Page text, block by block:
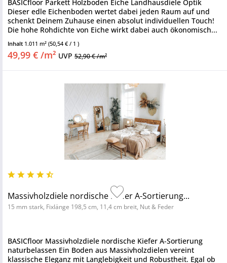
BASICfloor Parkett Holzboden Eiche Landhausdiele Optik
Dieser edle Eichenboden wertet dabei jeden Raum auf und
schenkt Deinem Zuhause einen absolut individuellen Touch!
Die hohe Rohdichte von Eiche wirkt dabei auch ökonomisch...
Inhalt 1.011 m² (50,54 € / 1 )
49,99 € /m² UVP 52,90 € /m²
Massivholzdiele nordische Kiefer A-Sortierung...
15 mm stark, Fixlänge 198,5 cm, 11,4 cm breit, Nut & Feder
BASICfloor Massivholzdiele nordische Kiefer A-Sortierung
naturbelassen Ein Boden aus Massivholzdielen vereint
klassische Eleganz mit Langlebigkeit und Robustheit. Egal ob